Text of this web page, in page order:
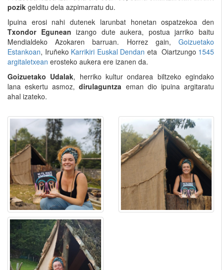
pozik gelditu dela azpimarratu du.
Ipuina erosi nahi dutenek larunbat honetan ospatzekoa den
Txondor Egunean izango dute aukera, postua jarriko baitu
Mendialdeko Azokaren barruan. Horrez gain, Goizuetako
Estankoan, Iruñeko Karrikiri Euskal Dendan eta Oiartzungo 1545
argitaletxean erosteko aukera ere izanen da.
Goizuetako Udalak, herriko kultur ondarea biltzeko egindako
lana eskertu asmoz,dirulaguntza eman dio ipuina argitaratu
ahal izateko.